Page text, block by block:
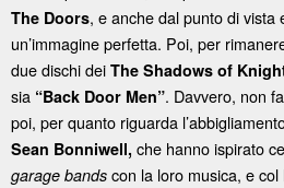
The Doors, e anche dal punto di vista
un’immagine perfetta. Poi, per
due dischi dei The Shadows of
sia “Back Door Men”. Davvero, non
poi, per quanto riguarda
Sean Bonniwell, che hanno ispirato
garage bands con la loro musica, e